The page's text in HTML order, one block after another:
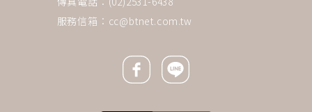
服務信箱： cc@btnet.com.tw
Facebook icon
Line icon